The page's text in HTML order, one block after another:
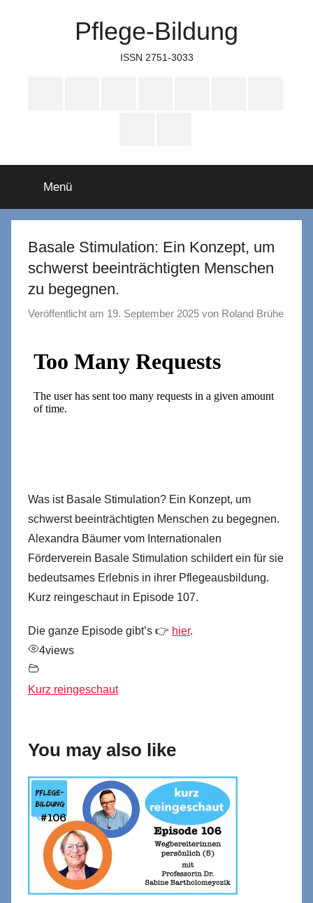
Pflege-Bildung
ISSN 2751-3033
Menü
Basale Stimulation: Ein Konzept, um
schwerst beeinträchtigten Menschen
zu begegnen.
Veröffentlicht am 19. September 2025 von Roland Brühe
Was ist Basale Stimulation? Ein Konzept, um
schwerst beeinträchtigten Menschen zu begegnen.
Alexandra Bäumer vom Internationalen
Förderverein Basale Stimulation schildert ein für sie
bedeutsames Erlebnis in ihrer Pflegeausbildung.
Kurz reingeschaut in Episode 107.
Die ganze Episode gibt’s 👉 hier.
4views
Kurz reingeschaut
You may also like